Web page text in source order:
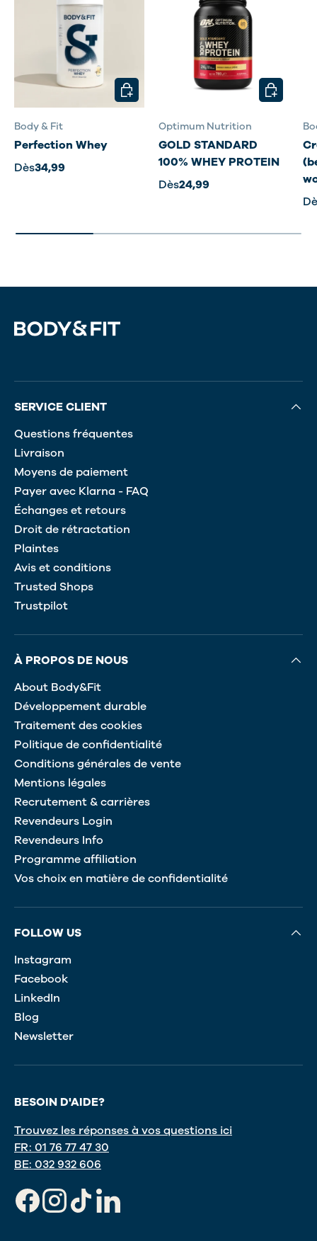
Body & Fit
Perfection Whey
Dès34,99
CHOISIR LES OPTIONS
Optimum Nutrition
GOLD STANDARD
100% WHEY PROTEIN
Dès24,99
CHOISIR
SERVICE CLIENT
Questions fréquentes
Livraison
Moyens de paiement
Payer avec Klarna - FAQ
Échanges et retours
Droit de rétractation
Plaintes
Avis et conditions
Trusted Shops
Trustpilot
À PROPOS DE NOUS
About Body&Fit
Développement durable
Traitement des cookies
Politique de confidentialité
Conditions générales de vente
Mentions légales
Recrutement & carrières
Revendeurs Login
Revendeurs Info
Programme affiliation
Vos choix en matière de confidentialité
FOLLOW US
Instagram
Facebook
LinkedIn
Blog
Newsletter
BESOIN D'AIDE?
Trouvez les réponses à vos questions ici
FR: 01 76 77 47 30
BE: 032 932 606
FacebookInstagram
TikTokLinkedIn